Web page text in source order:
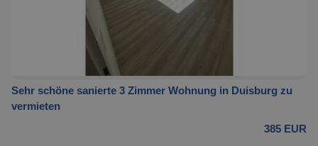
Sehr schöne sanierte 3 Zimmer Wohnung in Duisburg zu
vermieten
385 EUR